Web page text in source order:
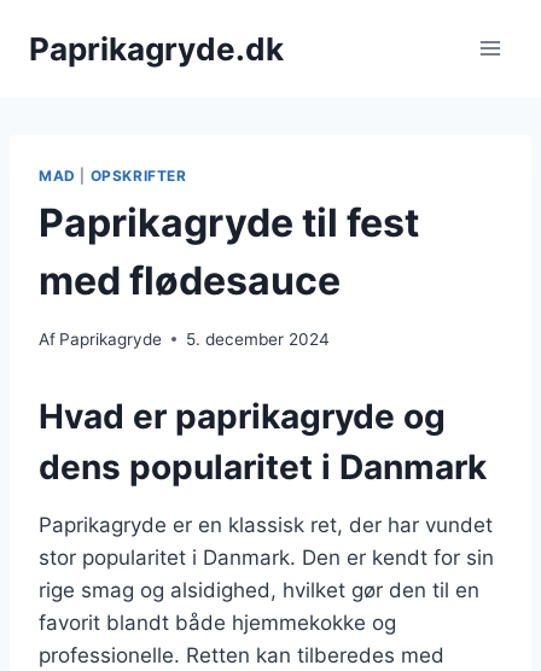
Paprikagryde.dk
MAD OPSKRIFTER
Paprikagryde til fest
med flødesauce
Af Paprikagryde 5. december 2024
Hvad er paprikagryde og
dens popularitet i Danmark
Paprikagryde er en klassisk ret, der har vundet
stor popularitet i Danmark. Den er kendt for sin
rige smag og alsidighed, hvilket gør den til en
favorit blandt både hjemmekokke og
professionelle. Retten kan tilberedes med